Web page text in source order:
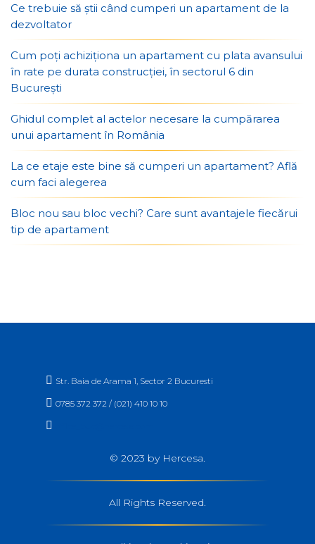
Ce trebuie să știi când cumperi un apartament de la
dezvoltator
Cum poți achiziționa un apartament cu plata avansului
în rate pe durata construcției, în sectorul 6 din
București
Ghidul complet al actelor necesare la cumpărarea
unui apartament în România
La ce etaje este bine să cumperi un apartament? Află
cum faci alegerea
Bloc nou sau bloc vechi? Care sunt avantajele fiecărui
tip de apartament
 Str. Baia de Arama 1, Sector 2 Bucuresti
 0785 372 372 / (021) 410 10 10

© 2023 by Hercesa.
All Rights Reserved.